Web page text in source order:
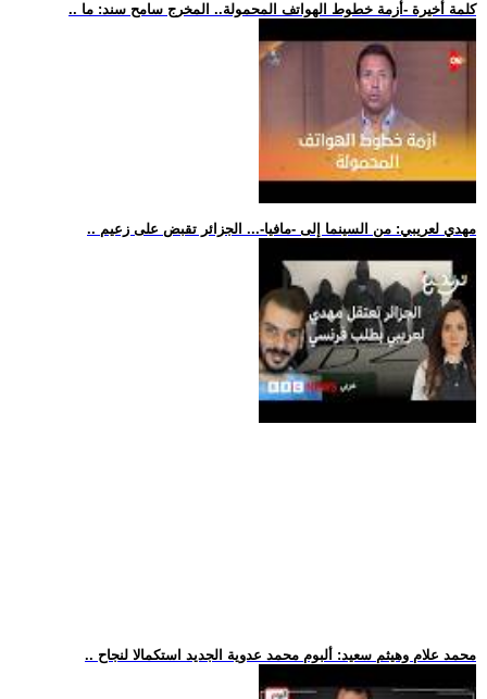
.. كلمة أخيرة -أزمة خطوط الهواتف المحمولة.. المخرج سامح سند: ما
.. مهدي لعريبي: من السينما إلى -مافيا-... الجزائر تقبض على زعيم
.. محمد علام وهيثم سعيد: ألبوم محمد عدوية الجديد استكمالا لنجاح